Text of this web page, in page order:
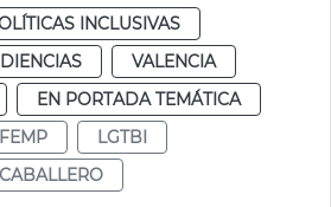
INCLUSIVAS
VALENCIA
EN PORTADA TEMÁTICA
FEMP
LGTBI